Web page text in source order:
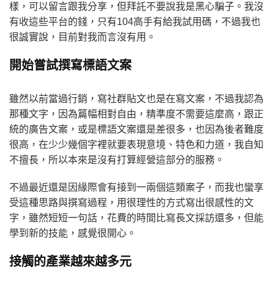
樣，可以留言跟我分享，但拜託不要說我是黑心騙子。我沒
有收這些平台的錢，只有104高手有給我試用碼，不過我也
很誠實說，目前對我而言沒有用。
開始嘗試撰寫標語文案
雖然以前當過行銷，寫社群貼文也是在寫文案，不過我認為
那種文字，因為篇幅相對自由，精準度不需要這麼高，跟正
統的廣告文案，或是標語文案還是差很多，也因為後者難度
很高，在少少幾個字裡就要表現意境、特色和力道，我自知
不擅長，所以本來是沒有打算經營這部分的服務。
不過最近還是因緣際會有接到一兩個這類案子，而我也蠻享
受這種思路與撰寫過程，用很理性的方式寫出很感性的文
字，雖然短短一句話，花費的時間比寫長文採訪還多，但能
學到新的技能，感覺很開心。
接觸的產業越來越多元